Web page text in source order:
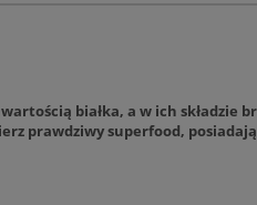
- wspinacz
białka, a w ich
prawdziwy superfood,